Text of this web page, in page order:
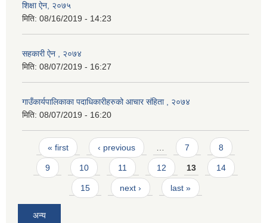
शिक्षा ऐन, २०७५
मिति: 08/16/2019 - 14:23
सहकारी ऐन , २०७४
मिति: 08/07/2019 - 16:27
गाउँकार्यपालिकाका पदाधिकारीहरुको आचार संहिता , २०७४
मिति: 08/07/2019 - 16:20
Pages
« first ‹ previous 7 8
9 10 11 12 13 14
15 next › last »
अन्य